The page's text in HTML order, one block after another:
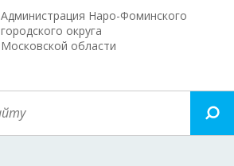
Администрация Наро-Фоминского
городского округа
Московской области